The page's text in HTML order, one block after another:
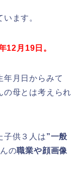
ます。
12月19日。
年月日からみて
の母とは考えられ
子供３人は”一般
の職業や顔画像